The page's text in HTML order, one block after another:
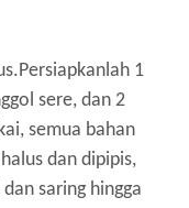
1
sere, dan 2
semua bahan
dan dipipis,
saring hingga